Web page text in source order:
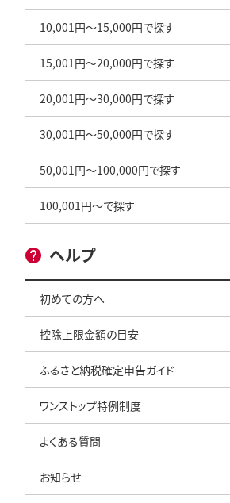
10,001円～15,000円で探す
15,001円～20,000円で探す
20,001円～30,000円で探す
30,001円～50,000円で探す
50,001円～100,000円で探す
100,001円～で探す
ヘルプ
初めての方へ
控除上限金額の目安
ふるさと納税確定申告ガイド
ワンストップ特例制度
よくある質問
お知らせ